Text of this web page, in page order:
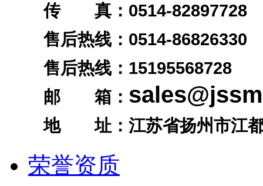
传 真：0514-82897728
售后热线：0514-86826330
售后热线： 15195568728
邮 箱：
地 址：江苏省扬州市江都
荣誉资质